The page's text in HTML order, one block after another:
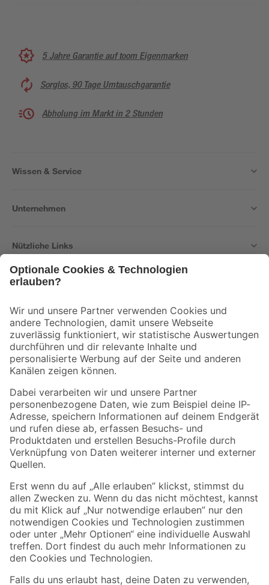
5 Jahre Garantie auf toom Eigenmarken
Sorglos, 90 Tage Umtauschgarantie
Abholung im Markt in 2 Stunden
Wissen & Service
Unternehmen
Nützliche Links
Der toom Newsletter: Keine Angebote und Aktionen mehr verpassen!
Zur Newsletter Anmeldung
Folge uns
Zahlungsarten Versandarten
Sicher einkaufen
Jetzt die toom-App herunterladen